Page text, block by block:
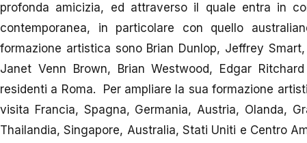
profonda amicizia, ed attraverso il quale entra in
contemporanea, in particolare con quello
formazione artistica sono Brian Dunlop, Jeffrey
Janet Venn Brown, Brian Westwood, Edgar
residenti a Roma. Per ampliare la sua formazione
visita Francia, Spagna, Germania, Austria, Olanda,
Thailandia, Singapore, Australia, Stati Uniti e Centro